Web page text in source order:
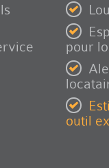
pour
outil